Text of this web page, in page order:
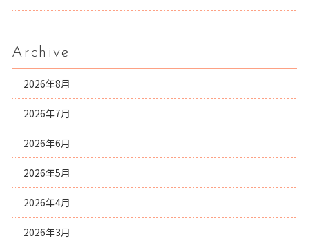
Archive
2026年8月
2026年7月
2026年6月
2026年5月
2026年4月
2026年3月